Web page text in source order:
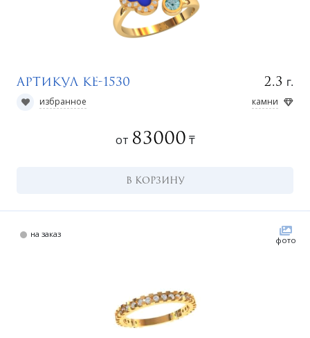
Артикул КЕ-1530 2.3 г.
избранное камни
от 83000 ₸
В КОРЗИНУ
на заказ
фото